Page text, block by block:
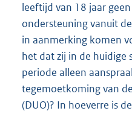
leeftijd van 18 jaar
ondersteuning vanuit
in aanmerking komen
het dat zij in de huidige
periode alleen
tegemoetkoming van
(DUO)? In hoeverre is